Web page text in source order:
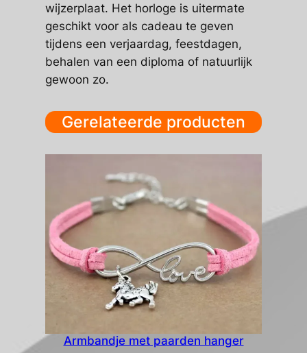
wijzerplaat. Het horloge is uitermate
geschikt voor als cadeau te geven
tijdens een verjaardag, feestdagen,
behalen van een diploma of natuurlijk
gewoon zo.
Gerelateerde producten
Armbandje met paarden hanger